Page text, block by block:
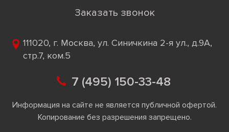
Заказать звонок
111020, г. Москва, ул. Синичкина 2-я ул., д.9А,
стр.7, ком.5
7 (495) 150-33-48
Информация на сайте не является публичной офертой.
Копирование без разрешения запрещено.